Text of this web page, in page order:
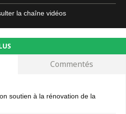
la chaîne vidéos
Commentés
soutien à la rénovation de la